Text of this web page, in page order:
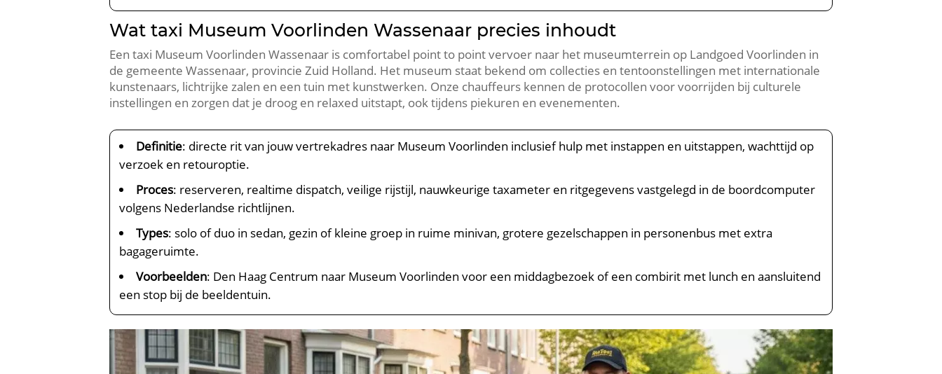
Wat taxi Museum Voorlinden Wassenaar precies inhoudt
Een taxi Museum Voorlinden Wassenaar is comfortabel point to point vervoer naar het museumterrein op Landgoed Voorlinden in
de gemeente Wassenaar, provincie Zuid Holland. Het museum staat bekend om collecties en tentoonstellingen met internationale
kunstenaars, lichtrijke zalen en een tuin met kunstwerken. Onze chauffeurs kennen de protocollen voor voorrijden bij culturele
instellingen en zorgen dat je droog en relaxed uitstapt, ook tijdens piekuren en evenementen.
Definitie: directe rit van jouw vertrekadres naar Museum Voorlinden inclusief hulp met instappen en uitstappen, wachttijd op
verzoek en retouroptie.
Proces: reserveren, realtime dispatch, veilige rijstijl, nauwkeurige taxameter en ritgegevens vastgelegd in de boordcomputer
volgens Nederlandse richtlijnen.
Types: solo of duo in sedan, gezin of kleine groep in ruime minivan, grotere gezelschappen in personenbus met extra
bagageruimte.
Voorbeelden: Den Haag Centrum naar Museum Voorlinden voor een middagbezoek of een combirit met lunch en aansluitend
een stop bij de beeldentuin.